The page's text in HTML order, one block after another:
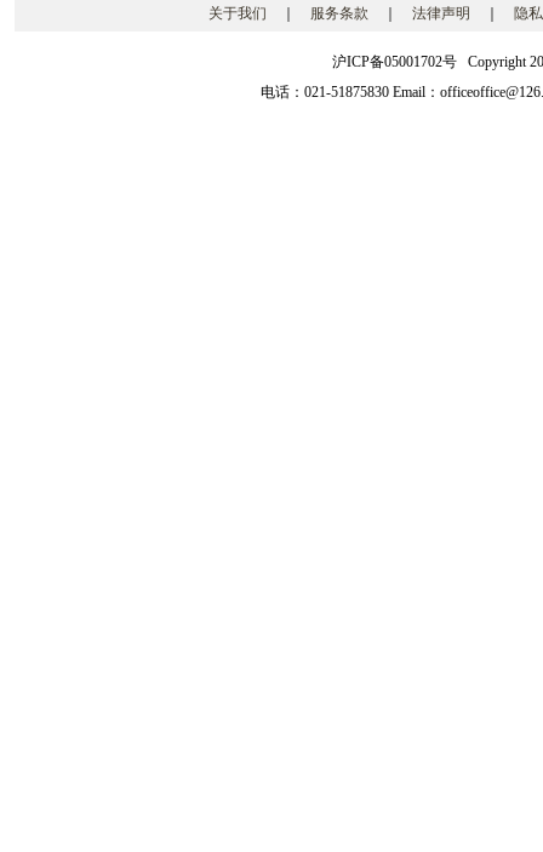
关于我们 服务条款 法律声明 隐
沪ICP备05001702号 Copyright
电话：021-51875830 Email：